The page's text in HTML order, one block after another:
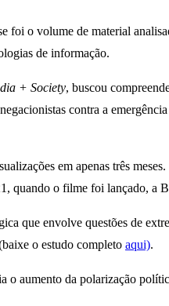
foi o volume de material
de informação.
+ Society, buscou
contra a
em apenas três
quando o filme foi lançado, a
que envolve questões de
o estudo completo aqui).
o aumento da polarização